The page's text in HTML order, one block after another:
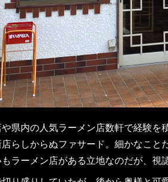
県内の人気ラーメン店数軒で経験
らしからぬファサード。細かなこ
ラーメン店がある立地なのだが、視